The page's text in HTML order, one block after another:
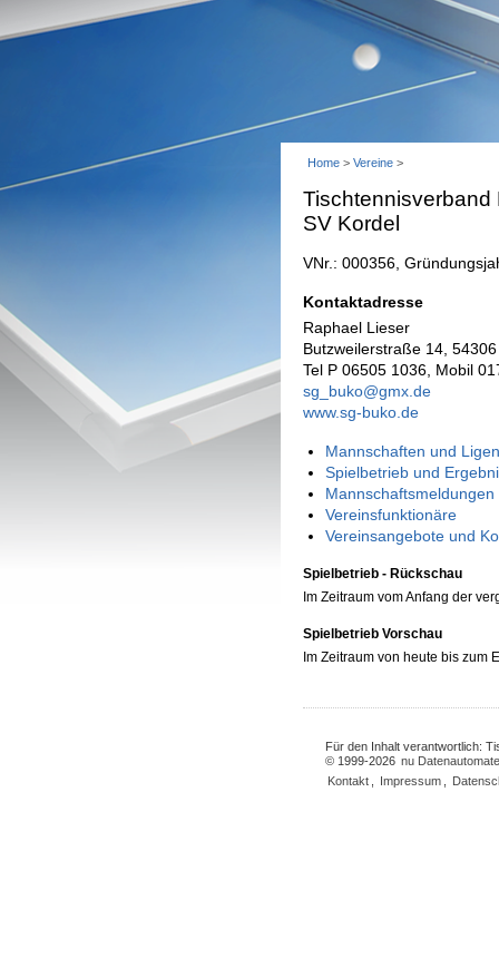
Home > Vereine >
Tischtennisverband
SV Kordel
VNr.: 000356,
Kontaktadresse
Raphael Lieser
Butzweilerstraße 14,
Tel P 06505 1036, Mobil
sg_buko@gmx.de
www.sg-buko.de
Mannschaften und
Spielbetrieb und
Vereinsfunktionäre
Vereinsangebote und
Spielbetrieb - Rückschau
Im Zeitraum vom Anfang der
Spielbetrieb Vorschau
Im Zeitraum von heute bis zum
Für den Inhalt verantwortlich:
© 1999-2026 nu
Kontakt
Impressum